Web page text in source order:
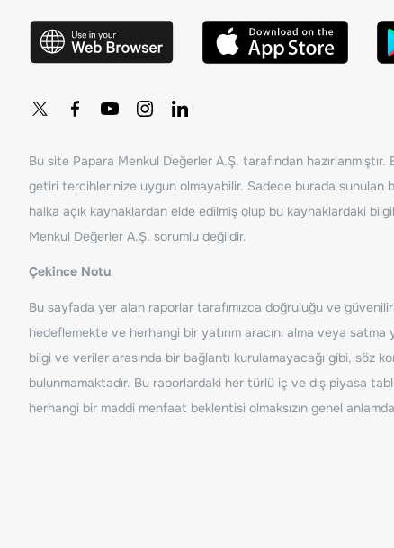
Bu site Papara Menkul Değerler A.Ş. tarafından
getiri tercihlerinize uygun olmayabilir. Sadece burada sunulan
halka açık kaynaklardan elde edilmiş olup bu kaynaklardaki
Menkul Değerler A.Ş. sorumlu değildir.
Çekince Notu
Bu sayfada yer alan raporlar tarafımızca doğruluğu ve
hedeflemekte ve herhangi bir yatırım aracını alma veya satma
bilgi ve veriler arasında bir bağlantı kurulamayacağı gibi, söz
bulunmamaktadır. Bu raporlardaki her türlü iç ve dış piyasa
herhangi bir maddi menfaat beklentisi olmaksızın genel